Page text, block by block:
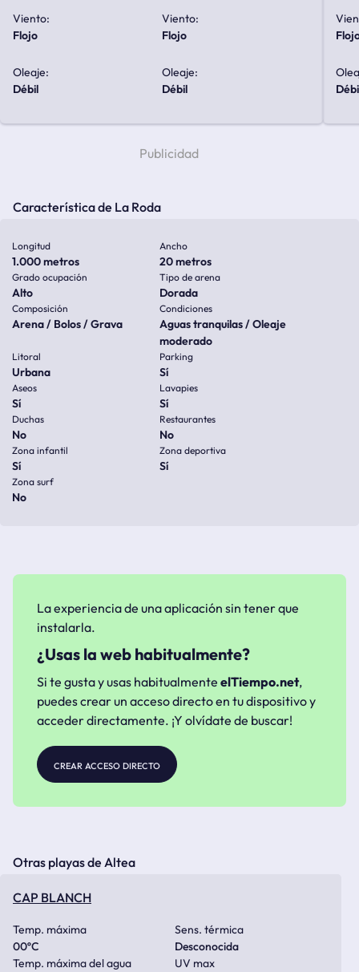
Viento:
flojo
Oleaje:
débil
Viento:
flojo
Oleaje:
débil
Característica de La Roda
Longitud
1.000 metros
Ancho
20 metros
Grado ocupación
Alto
Tipo de arena
Dorada
Composición
Arena / Bolos / Grava
Condiciones
Aguas tranquilas / Oleaje
moderado
Litoral
Urbana
Parking
Sí
Aseos
Sí
Lavapies
Sí
Duchas
No
Restaurantes
No
Zona infantil
Sí
Zona deportiva
Sí
Zona surf
No
La experiencia de una aplicación sin tener que
instalarla.
¿Usas la web habitualmente?
Si te gusta y usas habitualmente elTiempo.net,
puedes crear un acceso directo en tu dispositivo y
acceder directamente. ¡Y olvídate de buscar!
crear acceso directo
Otras playas de Altea
CAP BLANCH
Temp. máxima
00ºC
Sens. térmica
Desconocida
Temp. máxima del agua
UV max